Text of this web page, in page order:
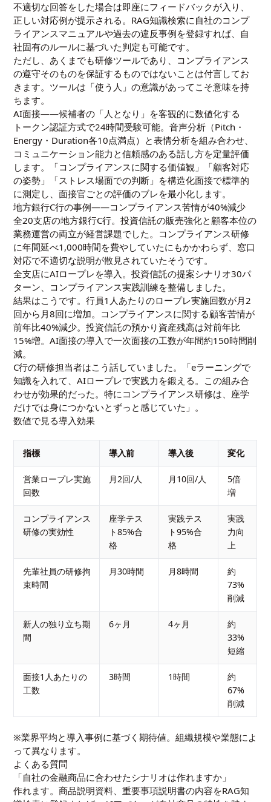
不適切な回答をした場合は即座にフィードバックが入り、
正しい対応例が提示される。RAG知識検索に自社のコンプ
ライアンスマニュアルや過去の違反事例を登録すれば、自
社固有のルールに基づいた判定も可能です。
ただし、あくまでも研修ツールであり、コンプライアンス
の遵守そのものを保証するものではないことは付言してお
きます。ツールは「使う人」の意識があってこそ意味を持
ちます。
AI面接——候補者の「人となり」を客観的に数値化する
トークン認証方式で24時間受験可能。音声分析（Pitch・
Energy・Duration各10点満点）と表情分析を組み合わせ、
コミュニケーション能力と信頼感のある話し方を定量評価
します。「コンプライアンスに関する価値観」「顧客対応
の姿勢」「ストレス場面での判断」を構造化面接で標準的
に測定し、面接官ごとの評価のブレを最小化します。
地方銀行C行の事例——コンプライアンス苦情が40%減少
全20支店の地方銀行C行。投資信託の販売強化と顧客本位の
業務運営の両立が経営課題でした。コンプライアンス研修
に年間延べ1,000時間を費やしていたにもかかわらず、窓口
対応で不適切な説明が散見されていたそうです。
全支店にAIロープレを導入。投資信託の提案シナリオ30パ
ターン、コンプライアンス実践訓練を整備しました。
結果はこうです。行員1人あたりのロープレ実施回数が月2
回から月8回に増加。コンプライアンスに関する顧客苦情が
前年比40%減少。投資信託の預かり資産残高は対前年比
15%増。AI面接の導入で一次面接の工数が年間約150時間削
減。
C行の研修担当者はこう話していました。「eラーニングで
知識を入れて、AIロープレで実践力を鍛える。この組み合
わせが効果的だった。特にコンプライアンス研修は、座学
だけでは身につかないとずっと感じていた」。
数値で見る導入効果
指標 導入前 導入後 変化
営業ロープレ実施
回数
月2回/人 月10回/人
5倍
増
コンプライアンス
研修の実効性
座学テス
ト85%合
格
実践テス
ト95%合
格
実践
力向
上
先輩社員の研修拘
束時間
月30時間 月8時間
約
73%
削減
新人の独り立ち期
間
6ヶ月 4ヶ月
約
33%
短縮
面接1人あたりの
工数
3時間 1時間
約
67%
削減
※業界平均と導入事例に基づく期待値。組織規模や業態によ
って異なります。
よくある質問
「自社の金融商品に合わせたシナリオは作れますか」
作れます。商品説明資料、重要事項説明書の内容をRAG知